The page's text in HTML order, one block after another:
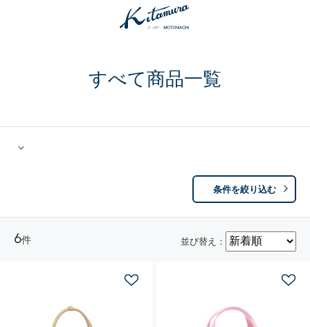
すべて商品一覧
条件を絞り込む
6件 並び替え：